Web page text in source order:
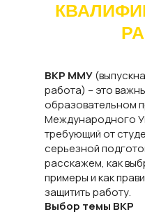
ВКР ММУ
работа) – это
образовательном
Международного
требующий от
серьезной
расскажем, как
примеры и как
защитить работу.
Выбор темы ВКР